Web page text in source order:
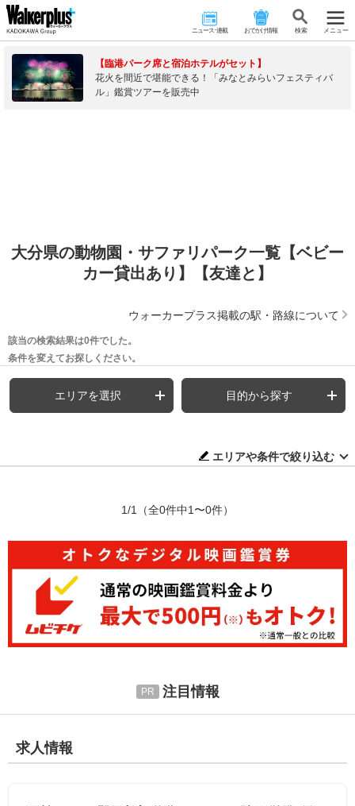
ニュース･連載 おでかけ情報 検 索 メニュー
【臨港パーク席と宿泊ホテルがセット】
花火を間近で堪能できる！「みなとみらいフェスティバ
ル」鑑賞ツアーを販売中
大分県の動物園・サファリパーク一覧【ベビー
カー貸出あり】【友達と】
ウォーカープラス掲載の駅・路線について
該当の検索結果は0件でした。
条件を変えてお探しください。
エリアを選択 目的から探す
エリアや条件で絞り込む
1/1 （全0件中1〜0件）
注目情報
求人情報